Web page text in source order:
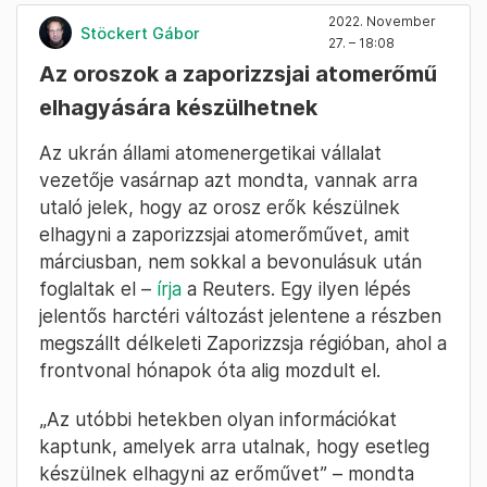
Stöckert Gábor
2022. November
27. – 18:08
Az oroszok a zaporizzsjai atomerőmű
elhagyására készülhetnek
Az ukrán állami atomenergetikai vállalat
vezetője vasárnap azt mondta, vannak arra
utaló jelek, hogy az orosz erők készülnek
elhagyni a zaporizzsjai atomerőművet, amit
márciusban, nem sokkal a bevonulásuk után
foglaltak el – írja a Reuters. Egy ilyen lépés
jelentős harctéri változást jelentene a részben
megszállt délkeleti Zaporizzsja régióban, ahol a
frontvonal hónapok óta alig mozdult el.
„Az utóbbi hetekben olyan információkat
kaptunk, amelyek arra utalnak, hogy esetleg
készülnek elhagyni az erőművet” – mondta